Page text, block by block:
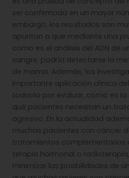
ser confirmada en un mayor
embargo, los resultados son
apuntan a que mediante una
como es el análisis del ADN de
sangre, podría detectarse la
de mama. Además, los
importante aplicación clínica
todavía por evaluar, como es
qué pacientes necesitan un
agresivo. En la actualidad
muchas pacientes con cáncer
tratamientos complementarios
terapia hormonal o
minimizar las posibilidades de